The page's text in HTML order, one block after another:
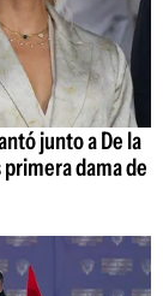
junto a De la
dama de